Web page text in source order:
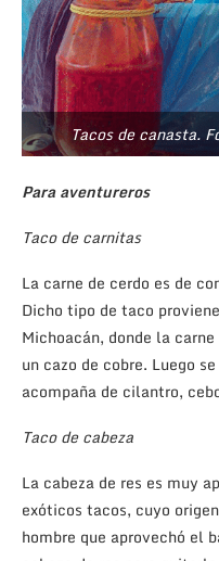
Tacos de canasta.
Para aventureros
Taco de carnitas
La carne de cerdo es de
Dicho tipo de taco
Michoacán, donde la
un cazo de cobre. Luego
acompaña de cilantro,
Taco de cabeza
La cabeza de res es muy
exóticos tacos, cuyo
hombre que aprovechó el